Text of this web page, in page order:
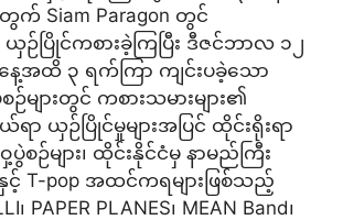
Siam Paragon တွင်
ပြိုင်ကစားခဲ့ကြပြီး ဒီဇင်ဘာလ ၁၂
အထိ ၃ ရက်ကြာ ကျင်းပခဲ့သော
ဉ်များတွင် ကစားသမားများ၏
ာ ယှဉ်ပြိုင်မှုများအပြင် ထိုင်းရိုးရာ
ဉ်များ၊ ထိုင်းနိုင်ငံမှ နာမည်ကြီး
င့် T-pop အထင်ကရများဖြစ်သည့်
၊ PAPER PLANES၊ MEAN Band၊